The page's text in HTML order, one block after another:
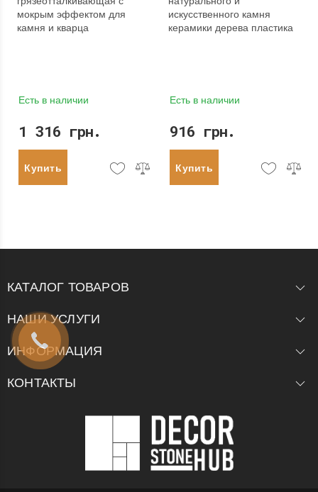
мокрым эффектом для
камня и кварца
Есть в наличии
1 316 грн.
Купить
искусственного камня
керамики дерева пластика
Есть в наличии
916 грн.
Купить
КАТАЛОГ ТОВАРОВ
НАШИ УСЛУГИ
ИНФОРМАЦИЯ
КОНТАКТЫ